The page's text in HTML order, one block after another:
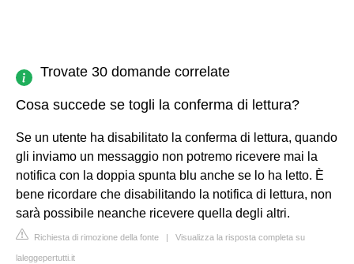
Trovate 30 domande correlate
Cosa succede se togli la conferma di lettura?
Se un utente ha disabilitato la conferma di lettura, quando
gli inviamo un messaggio non potremo ricevere mai la
notifica con la doppia spunta blu anche se lo ha letto. È
bene ricordare che disabilitando la notifica di lettura, non
sarà possibile neanche ricevere quella degli altri.
Richiesta di rimozione della fonte | Visualizza la risposta completa su
laleggepertutti.it